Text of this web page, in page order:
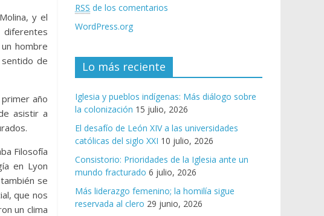
y el
diferentes
hombre
de
año
asistir a
Filosofía
en Lyon
se
que nos
un clima
RSS de los comentarios
WordPress.org
Lo más reciente
Iglesia y pueblos indígenas: Más diálogo sobre
la colonización 15 julio, 2026
El desafío de León XIV a las universidades
católicas del siglo XXI 10 julio, 2026
Consistorio: Prioridades de la Iglesia ante un
mundo fracturado 6 julio, 2026
Más liderazgo femenino; la homilía sigue
reservada al clero 29 junio, 2026